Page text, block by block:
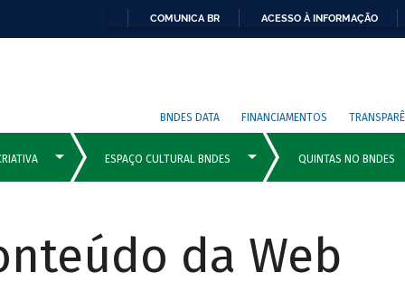
COMUNICA BR ACESSO À INFORMAÇÃO
BNDES DATA FINANCIAMENTOS
da Web